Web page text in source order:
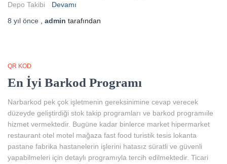
Depo Takibi
Devamı
8 yıl önce admin tarafından
QR KOD
En İyi Barkod Programı
Narbarkod pek çok işletmenin gereksinimine cevap verecek
düzeyde geliştirdiği stok takip programları ve barkod programıile
hizmet vermektedir. Bugüne kadar binlerce market hipermarket
restaurant otel motel mağaza fast food turistik tesis lokanta
pastane fabrika hastanelerin işlerini hatasız süratli ve güvenli
yapabilmeleri için detaylı programıyla tercih edilmektedir. Ticari